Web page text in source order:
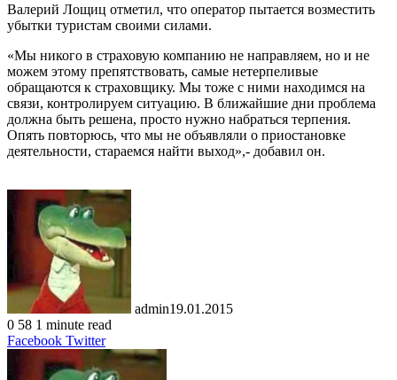
Валерий Лощиц отметил, что оператор пытается возместить
убытки туристам своими силами.
«Мы никого в страховую компанию не направляем, но и не
можем этому препятствовать, самые нетерпеливые
обращаются к страховщику. Мы тоже с ними находимся на
связи, контролируем ситуацию. В ближайшие дни проблема
должна быть решена, просто нужно набраться терпения.
Опять повторюсь, что мы не объявляли о приостановке
деятельности, стараемся найти выход»,- добавил он.
admin19.01.2015
0 58 1 minute read
Facebook TwitterLinkedIn
Tumblr
Pinterest
Reddit
VKontakte
Share
via
Email
Print